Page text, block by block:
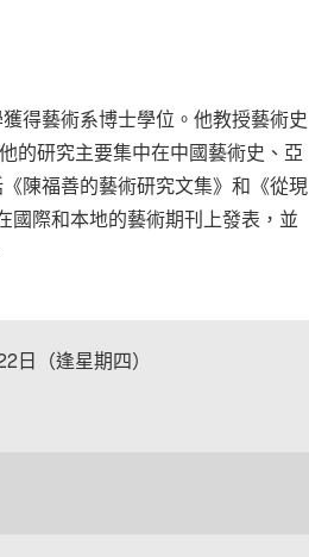
得藝術系博士學位。他教授藝術史
的研究主要集中在中國藝術史、亞
陳福善的藝術研究文集》和《從現
國際和本地的藝術期刊上發表，並
日（逢星期四）